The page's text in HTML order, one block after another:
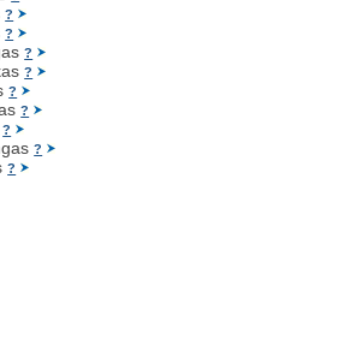
?
?
?
?
?
?
?
gas?
?